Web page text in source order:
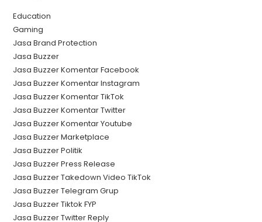
Education
Gaming
Jasa Brand Protection
Jasa Buzzer
Jasa Buzzer Komentar Facebook
Jasa Buzzer Komentar Instagram
Jasa Buzzer Komentar TikTok
Jasa Buzzer Komentar Twitter
Jasa Buzzer Komentar Youtube
Jasa Buzzer Marketplace
Jasa Buzzer Politik
Jasa Buzzer Press Release
Jasa Buzzer Takedown Video TikTok
Jasa Buzzer Telegram Grup
Jasa Buzzer Tiktok FYP
Jasa Buzzer Twitter Reply